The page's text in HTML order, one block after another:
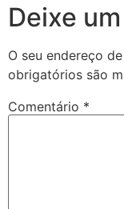
Deixe
O seu endereço
obrigatórios são
Comentário *